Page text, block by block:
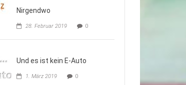
Nirgendwo
28. Februar 2019 0
Und es ist kein E-Auto
1. März 2019 0